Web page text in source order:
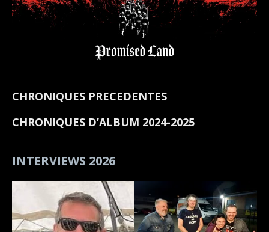
CHRONIQUES PRECEDENTES
CHRONIQUES D’ALBUM 2024-2025
INTERVIEWS 2026